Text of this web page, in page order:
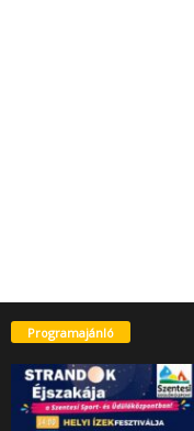
Programajánló